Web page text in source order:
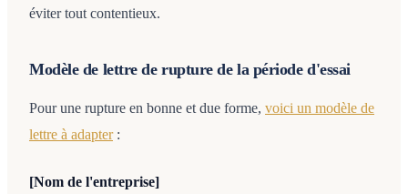
éviter tout contentieux.
Modèle de lettre de rupture de la période d'essai
Pour une rupture en bonne et due forme, voici un modèle de
lettre à adapter:
[Nom de l'entreprise]